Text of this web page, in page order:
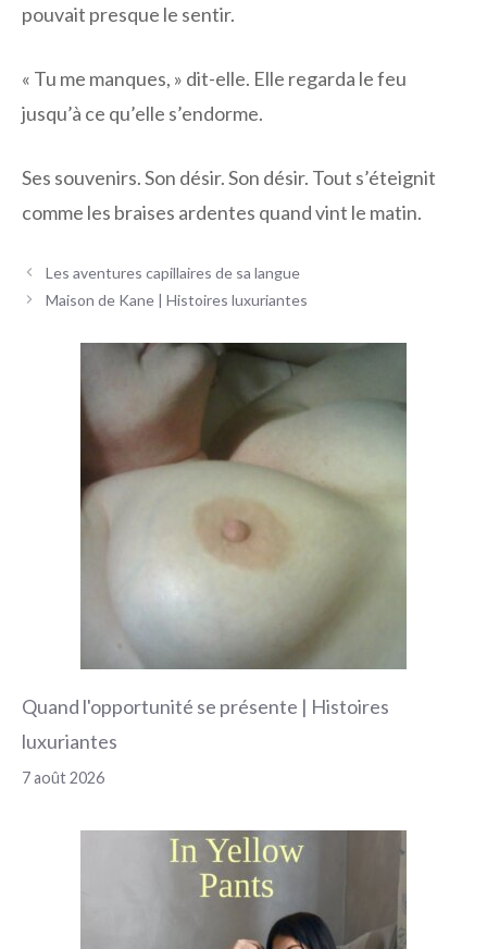
pouvait presque le sentir.
« Tu me manques, » dit-elle. Elle regarda le feu
jusqu’à ce qu’elle s’endorme.
Ses souvenirs. Son désir. Son désir. Tout s’éteignit
comme les braises ardentes quand vint le matin.
Navigation
des
Les aventures capillaires de sa langue
Maison de Kane | Histoires luxuriantes
Quand l'opportunité se présente | Histoires
luxuriantes
7 août 2026